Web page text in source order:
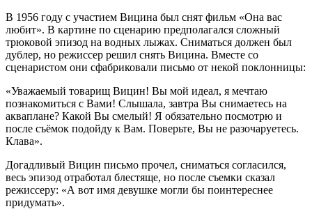
В 1956 году с участием Вицина был снят фильм «Она вас
любит». В картине по сценарию предполагался сложный
трюковой эпизод на водных лыжах. Сниматься должен был
дублер, но режиссер решил снять Вицина. Вместе со
сценаристом они сфабриковали письмо от некой поклонницы:
«Уважаемый товарищ Вицин! Вы мой идеал, я мечтаю
познакомиться с Вами! Слышала, завтра Вы снимаетесь на
акваплане? Какой Вы смелый! Я обязательно посмотрю и
после съёмок подойду к Вам. Поверьте, Вы не разочаруетесь.
Клава».
Догадливый Вицин письмо прочел, сниматься согласился,
весь эпизод отработал блестяще, но после съемки сказал
режиссеру: «А вот имя девушке могли бы поинтереснее
придумать».